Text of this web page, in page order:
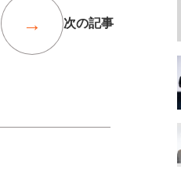
次の記事